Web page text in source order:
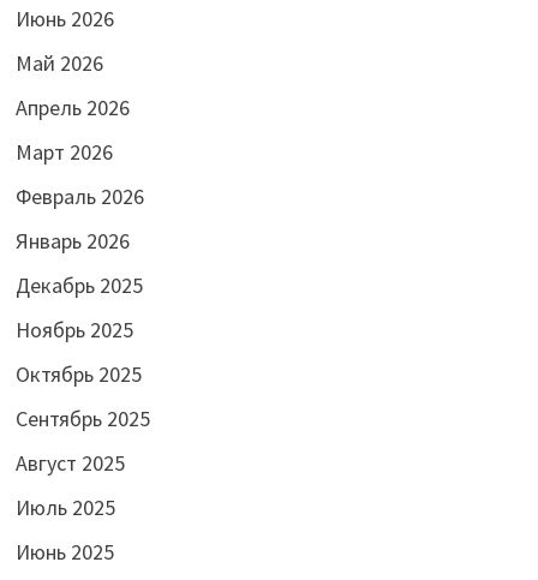
Июнь 2026
Май 2026
Апрель 2026
Март 2026
Февраль 2026
Январь 2026
Декабрь 2025
Ноябрь 2025
Октябрь 2025
Сентябрь 2025
Август 2025
Июль 2025
Июнь 2025